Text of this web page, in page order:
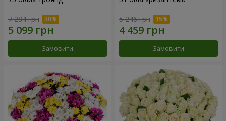
7 284 грн
Замовити
5 246 грн
Замовити